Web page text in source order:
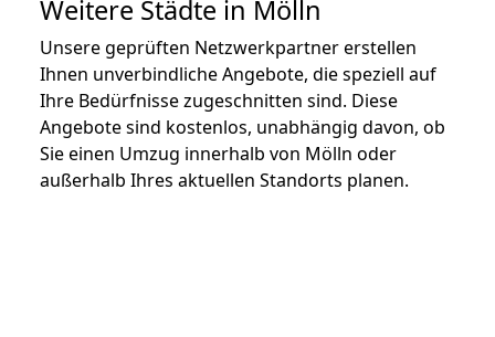
Weitere Städte in Mölln
Unsere geprüften Netzwerkpartner erstellen
Ihnen unverbindliche Angebote, die speziell auf
Ihre Bedürfnisse zugeschnitten sind. Diese
Angebote sind kostenlos, unabhängig davon, ob
Sie einen Umzug innerhalb von Mölln oder
außerhalb Ihres aktuellen Standorts planen.